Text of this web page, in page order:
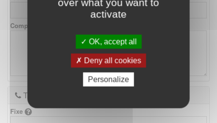
over what you want to
activate
OK, accept all
Deny all cookies
Personalize
Complément d'adresse
Téléphones
Fixe